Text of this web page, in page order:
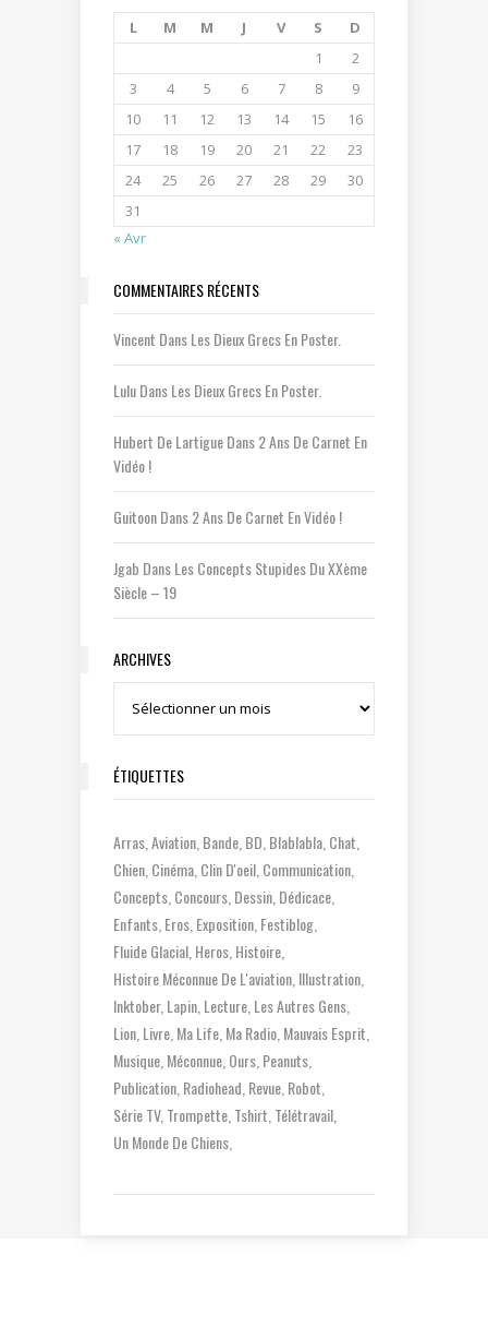
L
M M J V S
D
1
2
3
4 5 6 7 8
9
10
11 12 13 14 15
16
17
18 19 20 21 22
23
24
25 26 27 28 29
30
31
« Avr
COMMENTAIRES RÉCENTS
Vincent DansLes Dieux Grecs En Poster.
LuluDansLes Dieux Grecs En Poster.
Hubert De LartigueDans2 Ans De Carnet En
Vidéo !
GuitoonDans2 Ans De Carnet En Vidéo !
Jgab DansLes Concepts Stupides Du XXème
Siècle – 19
ARCHIVES
Archives
ÉTIQUETTES
Arras Aviation Bande BD Blablabla Chat
Chien Cinéma Clin D'oeil Communication
Concepts Concours Dessin Dédicace
Enfants Eros Exposition Festiblog
Fluide Glacial Heros Histoire
Histoire Méconnue De L'aviation Illustration
Inktober Lapin Lecture Les Autres Gens
Lion Livre Ma Life Ma Radio Mauvais Esprit
Musique Méconnue Ours Peanuts
Publication Radiohead Revue Robot
Série TV Trompette Tshirt Télétravail
Un Monde De Chiens